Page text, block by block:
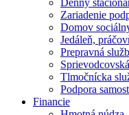
Denný
Zariadenie
Domov
Jedáleň,
Prepravná
Tlmočnícka
Podpora
Financie